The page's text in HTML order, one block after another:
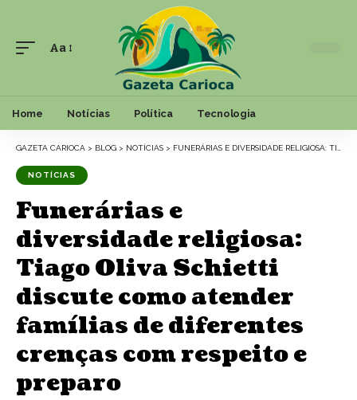
Font
Aa
Home Notícias Política Tecnologia
GAZETA CARIOCA > BLOG > NOTÍCIAS > FUNERÁRIAS E DIVERSIDADE RELIGIOSA: TIAGO OLIVA SCHIETTI DISCUTE COMO ATENDER FAMÍLIAS DE DIFERENTES CRENÇAS COM RESPEITO E PREPARO
NOTÍCIAS
Funerárias e
diversidade religiosa:
Tiago Oliva Schietti
discute como atender
famílias de diferentes
crenças com respeito e
preparo